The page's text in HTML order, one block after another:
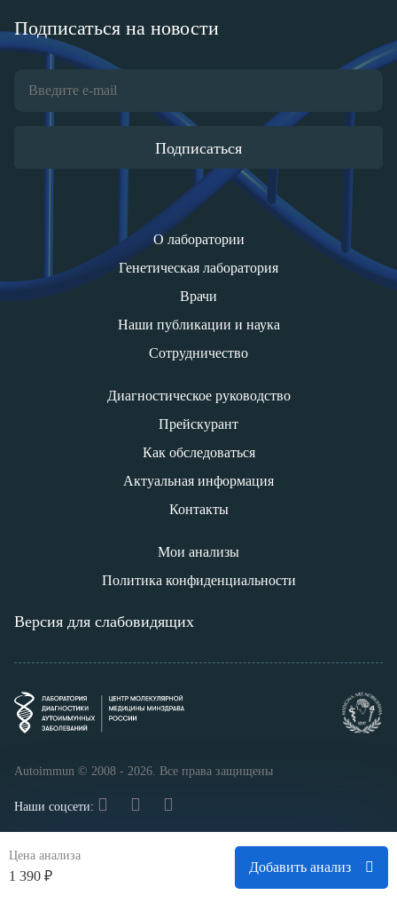
Цена анализа
1 390 ₽
Добавить анализ
Подписаться на новости
Подписаться
О лаборатории
Генетическая лаборатория
Врачи
Наши публикации и наука
Сотрудничество
Диагностическое руководство
Прейскурант
Как обследоваться
Актуальная информация
Контакты
Мои анализы
Политика конфиденциальности
Версия для слабовидящих
Autoimmun © 2008 - 2026. Все права защищены
Наши соцсети: